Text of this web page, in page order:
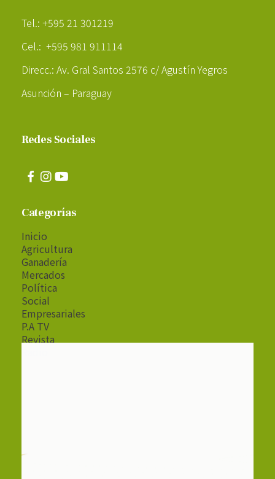
Tel.: +595 21 301219
Cel.: +595 981 911114
Direcc.: Av. Gral Santos 2576 c/ Agustín Yegros
Asunción – Paraguay
Redes Sociales
Categorías
Inicio
Agricultura
Ganadería
Mercados
Política
Social
Empresariales
P.A TV
Revista